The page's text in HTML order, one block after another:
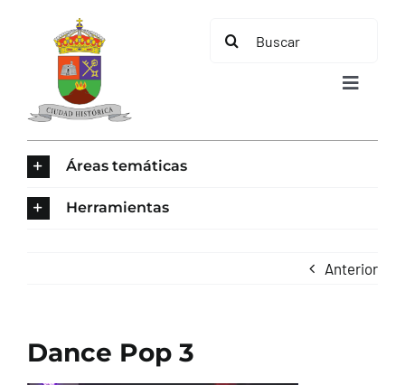
contenido
Buscar:
Toggle
Áreas temáticas
Herramientas
Anterior
Dance Pop 3